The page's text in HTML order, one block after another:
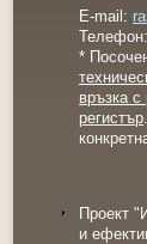
E-mail:
*
връзка
регистър
Проект
и